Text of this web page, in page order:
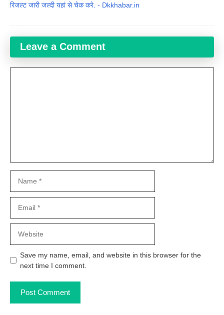
रिजल्ट जारी जल्दी यहां से चेक करे. - Dkkhabar.in
Leave a Comment
Save my name, email, and website in this browser for the
next time I comment.